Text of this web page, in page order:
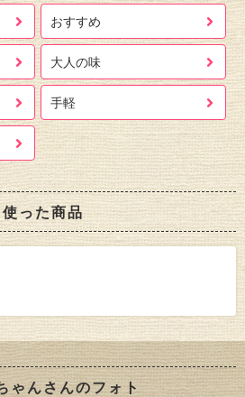
おすすめ
大人の味
手軽
使った商品
ゃんさんのフォト